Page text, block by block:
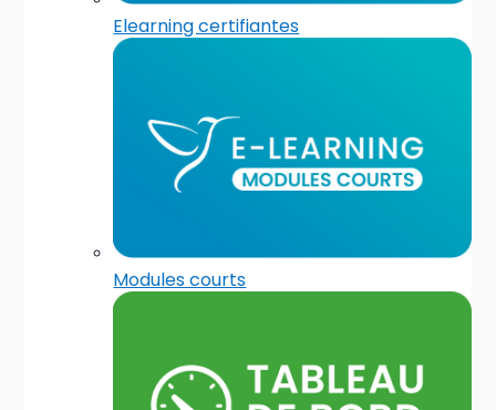
Elearning certifiantes
Modules courts